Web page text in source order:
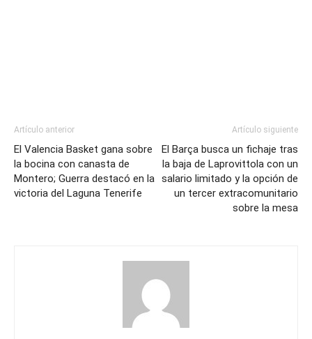
Artículo anterior
El Valencia Basket gana sobre
la bocina con canasta de
Montero; Guerra destacó en la
victoria del Laguna Tenerife
Artículo siguiente
El Barça busca un fichaje tras
la baja de Laprovittola con un
salario limitado y la opción de
un tercer extracomunitario
sobre la mesa